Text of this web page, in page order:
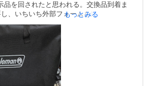
品を回されたと思われる。交換品到着ま
、いちいち外部フォームを経由させら
絡が無い。ヤフーショップのフォームは
このグループからは2度と商品を買わな
もっとみる